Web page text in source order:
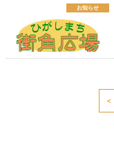
お知らせ
<